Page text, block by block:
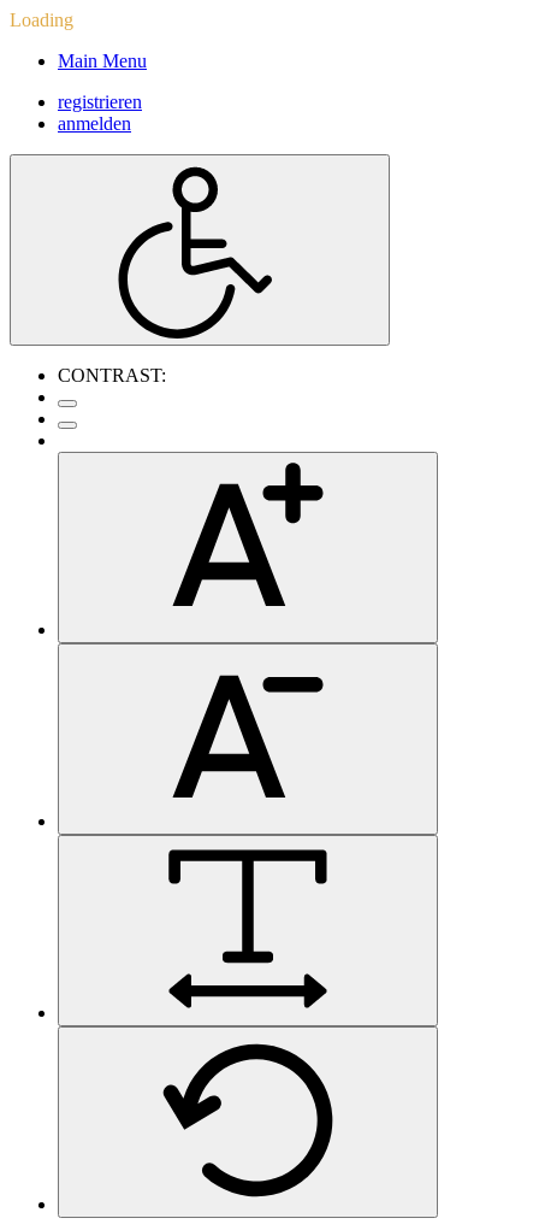
Loading
Main Menu
registrieren
anmelden
CONTRAST: